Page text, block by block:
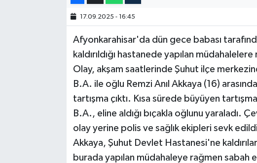
17.09.2025 - 16:45
Afyonkarahisar'da dün gece babası
kaldırıldığı hastanede yapılan
Olay, akşam saatlerinde Şuhut ilçe
B.A. ile oğlu Remzi Anıl Akkaya (16)
tartışma çıktı. Kısa sürede büyüyen
B.A., eline aldığı bıçakla oğlunu yaraladı.
olay yerine polis ve sağlık ekipleri sevk
Akkaya, Şuhut Devlet Hastanesi'ne
burada yapılan müdahaleye rağmen sabah